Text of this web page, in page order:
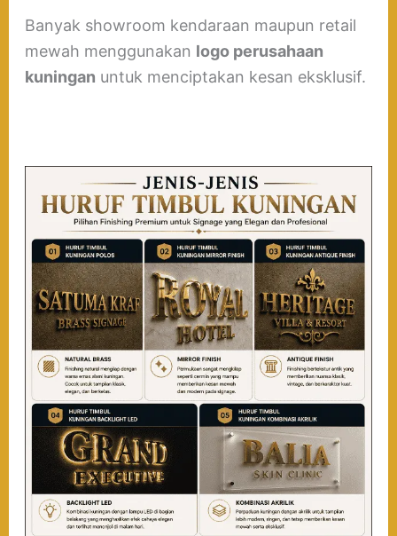
Banyak showroom kendaraan maupun retail
mewah menggunakan logo perusahaan
kuningan untuk menciptakan kesan eksklusif.